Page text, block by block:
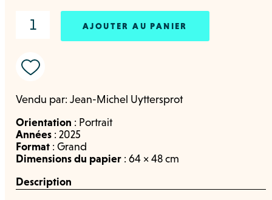
AJOUTER AU PANIER
Vendu par: Jean-Michel Uyttersprot
Années : 2025
Format : Grand
Orientation : Portrait
Dimensions du papier : 64 × 48 cm
Description